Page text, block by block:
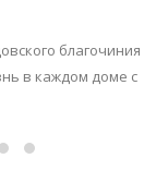
благочиния
в каждом доме с